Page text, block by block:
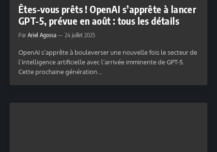
Êtes-vous prêts ! OpenAI s’apprête à lancer
GPT-5, prévue en août : tous les détails
Par Ariel Agossa 24 juillet 2025
OpenAI s’apprête à bouleverser une nouvelle fois le secteur de
l’intelligence artificielle avec l’arrivée imminente de GPT-5.
Cette prochaine génération…